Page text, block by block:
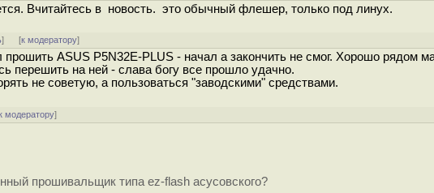
Вчитайтесь в новость. это обычный флешер, только под линух.
] [к модератору]
ASUS P5N32E-PLUS - начал а закончить не смог. Хорошо рядом
на ней - слава богу все прошло удачно.
не советую, а пользоваться "заводскими" средствами.
модератору]
прошивальщик типа ez-flash асусовского?